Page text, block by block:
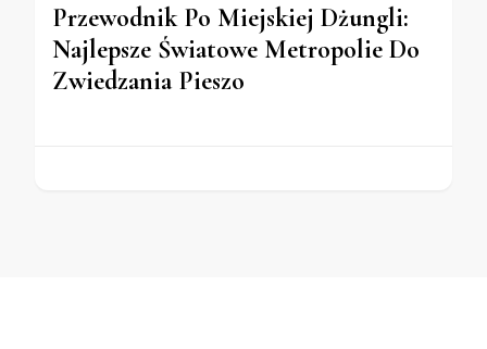
Przewodnik Po Miejskiej Dżungli:
Najlepsze Światowe Metropolie Do
Zwiedzania Pieszo